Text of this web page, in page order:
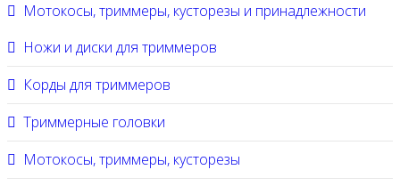
Мотокосы, триммеры, кусторезы и принадлежности
Ножи и диски для триммеров
Корды для триммеров
Триммерные головки
Мотокосы, триммеры, кусторезы